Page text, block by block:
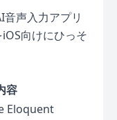
声入力アプリ
iOS向けにひっそ
容
Eloquent